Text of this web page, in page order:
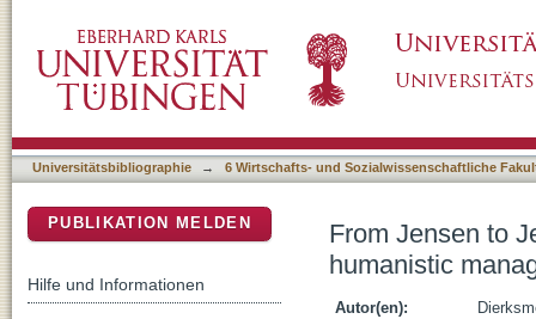
learning?
Universitätsbibliographie → 6 Wirtschafts- und Sozialwissenschaftliche
From Jensen to
humanistic
Autor(en):
PUBLIKATION MELDEN
Hilfe und Informationen